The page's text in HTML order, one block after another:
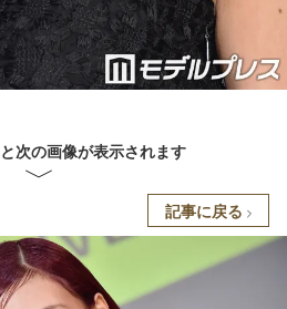
次の画像が表示されます
記事に戻る